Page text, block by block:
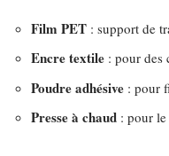
Film PET : support de
Encre textile : pour des
Poudre adhésive : pour
Presse à chaud : pour